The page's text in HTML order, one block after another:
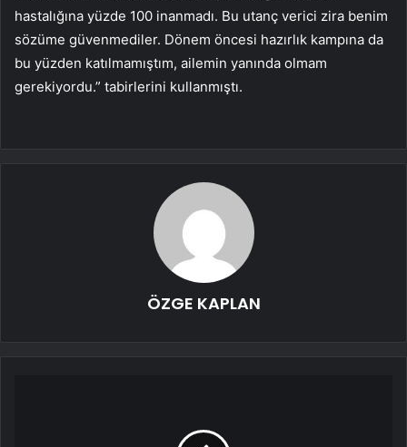
hastalığına yüzde 100 inanmadı. Bu utanç verici zira benim
sözüme güvenmediler. Dönem öncesi hazırlık kampına da
bu yüzden katılmamıştım, ailemin yanında olmam
gerekiyordu.” tabirlerini kullanmıştı.
ÖZGE KAPLAN